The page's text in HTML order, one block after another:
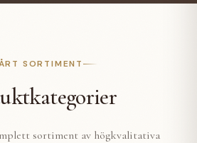
SORTIMENT
sortiment av högkvalitativa